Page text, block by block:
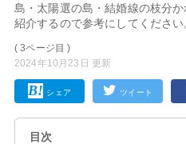
島・太陽選の島・結婚線の枝分
紹介するので参考にしてください
( 3ページ目 )
2024年10月23日 更新
シェア ツイート
目次